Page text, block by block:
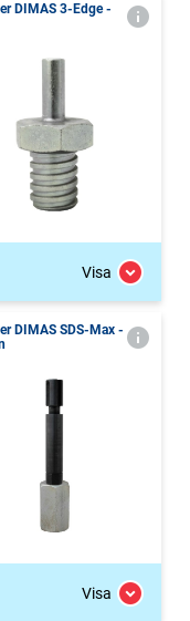
DIMAS 3-Edge -
Visa
DIMAS SDS-Max -
Visa